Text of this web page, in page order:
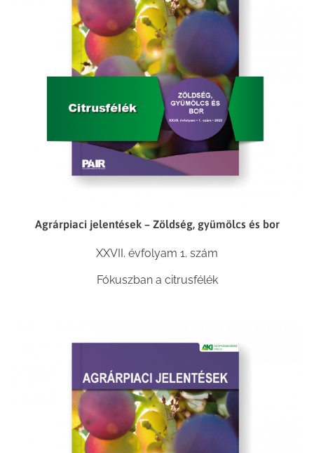
Agrárpiaci jelentések – Zöldség, gyümölcs és bor
XXVII. évfolyam 1. szám
Fókuszban a citrusfélék